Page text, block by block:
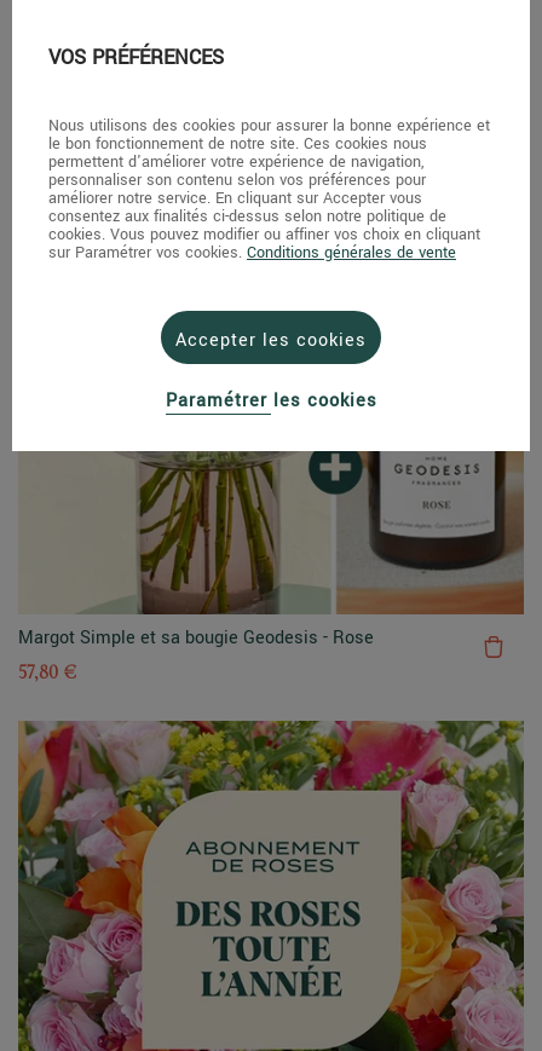
Margot Simple et sa bougie Geodesis - Rose
57,80 €
VOS PRÉFÉRENCES
Nous utilisons des cookies pour assurer la bonne expérience et
le bon fonctionnement de notre site. Ces cookies nous
permettent d'améliorer votre expérience de navigation,
personnaliser son contenu selon vos préférences pour
améliorer notre service. En cliquant sur Accepter vous
consentez aux finalités ci-dessus selon notre politique de
cookies. Vous pouvez modifier ou affiner vos choix en cliquant
sur Paramétrer vos cookies. Conditions générales de vente
Accepter les cookies
Paramétrer les cookies